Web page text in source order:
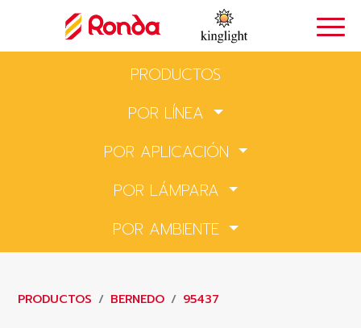
PRODUCTOS
POR LÍNEA
POR APLICACIÓN
POR LÁMPARA
POR AMBIENTE
PRODUCTOS BERNEDO 95437